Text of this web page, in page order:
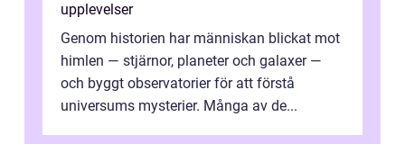
upplevelser
Genom historien har människan blickat mot
himlen — stjärnor, planeter och galaxer —
och byggt observatorier för att förstå
universums mysterier. Många av de...